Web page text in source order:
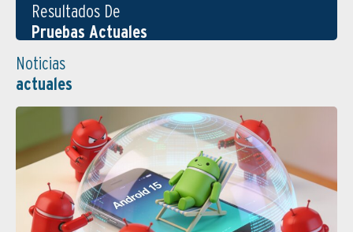
Resultados De
Pruebas Actuales
Noticias
actuales